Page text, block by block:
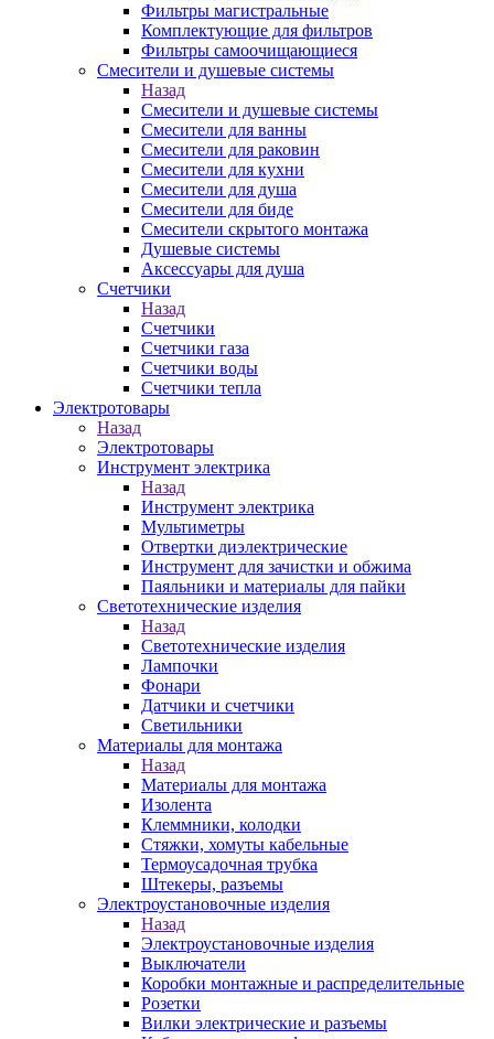
Фильтры магистральные
Комплектующие для фильтров
Фильтры самоочищающиеся
Смесители и душевые системы
Назад
Смесители и душевые системы
Смесители для ванны
Смесители для раковин
Смесители для кухни
Смесители для душа
Смесители для биде
Смесители скрытого монтажа
Душевые системы
Аксессуары для душа
Счетчики
Назад
Счетчики
Счетчики газа
Счетчики воды
Счетчики тепла
Электротовары
Назад
Электротовары
Инструмент электрика
Назад
Инструмент электрика
Мультиметры
Отвертки диэлектрические
Инструмент для зачистки и обжима
Паяльники и материалы для пайки
Светотехнические изделия
Назад
Светотехнические изделия
Лампочки
Фонари
Датчики и счетчики
Светильники
Материалы для монтажа
Назад
Материалы для монтажа
Изолента
Клеммники, колодки
Стяжки, хомуты кабельные
Термоусадочная трубка
Штекеры, разъемы
Электроустановочные изделия
Назад
Электроустановочные изделия
Выключатели
Коробки монтажные и распределительные
Розетки
Вилки электрические и разъемы